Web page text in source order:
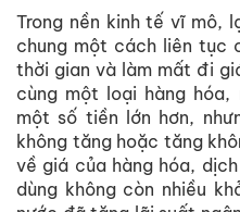
Trong nền kinh tế vĩ mô,
chung một cách liên tục
thời gian và làm mất đi
cùng một loại hàng
một số tiền lớn hơn,
không tăng hoặc tăng
về giá của hàng hóa,
dùng không còn nhiều